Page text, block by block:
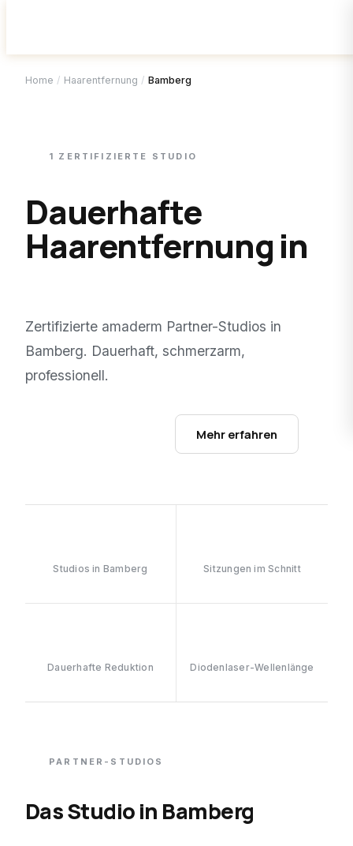
Home / Haarentfernung / Bamberg
1 ZERTIFIZIERTE STUDIO
Dauerhafte
Haarentfernung in
Zertifizierte amaderm Partner-Studios in
Bamberg. Dauerhaft, schmerzarm,
professionell.
Mehr erfahren
Studios in Bamberg Sitzungen im Schnitt
Dauerhafte Reduktion Diodenlaser-Wellenlänge
PARTNER-STUDIOS
Das Studioin Bamberg